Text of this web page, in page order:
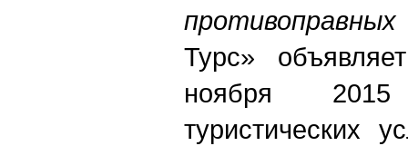
Турс»
ноября
туристических